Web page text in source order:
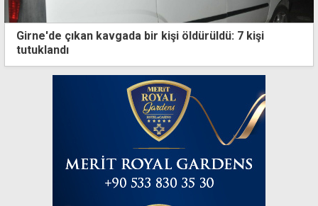
Girne'de çıkan kavgada bir kişi öldürüldü: 7 kişi
tutuklandı